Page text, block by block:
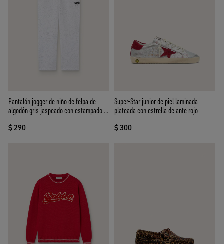
Pantalón jogger de niño de felpa de
algodón gris jaspeado con estampado y
$ 290
Super-Star junior de piel laminada
plateada con estrella de ante rojo
$ 300